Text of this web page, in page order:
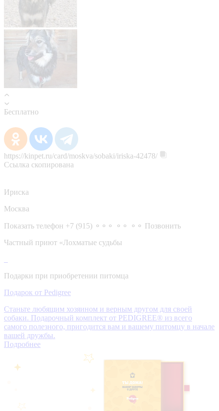
Бесплатно
https://kinpet.ru/card/moskva/sobaki/iriska-42478/
Ссылка скопирована
Ириска
Москва
Показать телефон +7 (915) ⚬⚬⚬ ⚬⚬ ⚬⚬ Позвонить
Частный приют «Лохматые судьбы
Подарки при приобретении питомца
Подарок от Pedigree
Станьте любящим хозяином и верным другом для своей
собаки. Подарочный комплект от PEDIGREE® из всего
самого полезного, пригодится вам и вашему питомцу в начале
вашей дружбы.
Подробнее